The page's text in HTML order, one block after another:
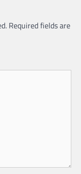
Required fields are